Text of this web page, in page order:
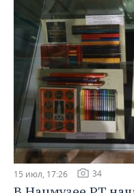
15 июл, 17:26 34